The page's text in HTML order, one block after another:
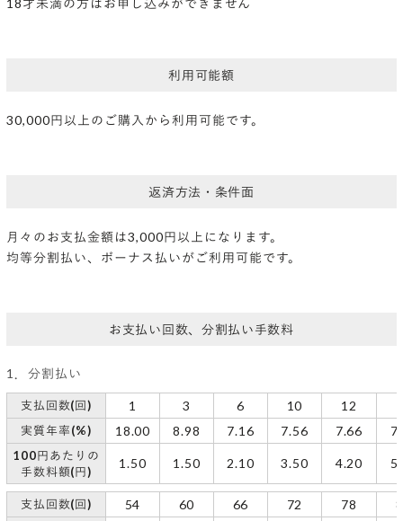
利用可能額
30,000円以上のご購入から利用可能です。
返済方法・条件面
月々のお支払金額は3,000円以上になります。
均等分割払い、ボーナス払いがご利用可能です。
お支払い回数、分割払い手数料
1．分割払い
支払回数(回) 1 3 6 10 12
実質年率(%) 18.00 8.98 7.16 7.56 7.66
100円あたりの
手数料額(円)
1.50 1.50 2.10 3.50 4.20
支払回数(回) 54 60 66 72 78